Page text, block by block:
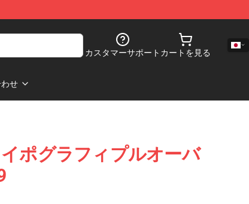
カスタマーサポート カートを見る
せ
ポグラフィプルオーバ